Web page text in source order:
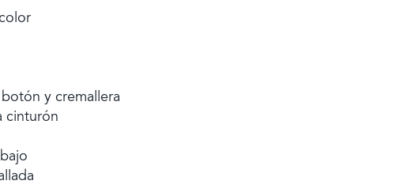
y cremallera
cinturón